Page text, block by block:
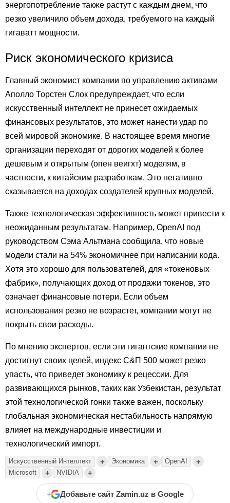
энергопотребление также растут с каждым днем, что
резко увеличило объем дохода, требуемого на каждый
гигаватт мощности.
Риск экономического кризиса
Главный экономист компании по управлению активами
Аполло Торстен Слок предупреждает, что если
искусственный интеллект не принесет ожидаемых
финансовых результатов, это может нанести удар по
всей мировой экономике. В настоящее время многие
организации переходят от дорогих моделей к более
дешевым и открытым (опен веигхт) моделям, в
частности, к китайским разработкам. Это негативно
сказывается на доходах создателей крупных моделей.
Также технологическая эффективность может привести к
неожиданным результатам. Например, OpenAI под
руководством Сэма Альтмана сообщила, что новые
модели стали на 54% экономичнее при написании кода.
Хотя это хорошо для пользователей, для «токеновых
фабрик», получающих доход от продажи токенов, это
означает финансовые потери. Если объем
использования резко не возрастет, компании могут не
покрыть свои расходы.
По мнению экспертов, если эти гигантские компании не
достигнут своих целей, индекс С&П 500 может резко
упасть, что приведет экономику к рецессии. Для
развивающихся рынков, таких как Узбекистан, результат
этой технологической гонки также важен, поскольку
глобальная экономическая нестабильность напрямую
влияет на международные инвестиции и
технологический импорт.
Искусственный Интеллект + Экономика + OpenAI +
Microsoft + NVIDIA +
+ Добавьте сайт Zamin.uz в Google